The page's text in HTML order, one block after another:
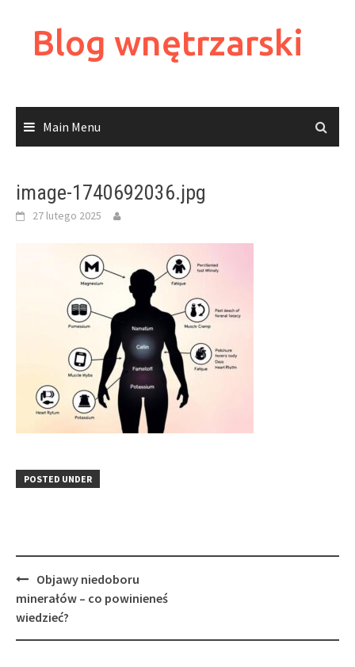
contentBlog wnętrzarski
Main Menu
image-1740692036.jpg
27 lutego 2025
POSTED UNDER
Post
navigation
Objawy niedoboru
minerałów – co powinieneś
wiedzieć?